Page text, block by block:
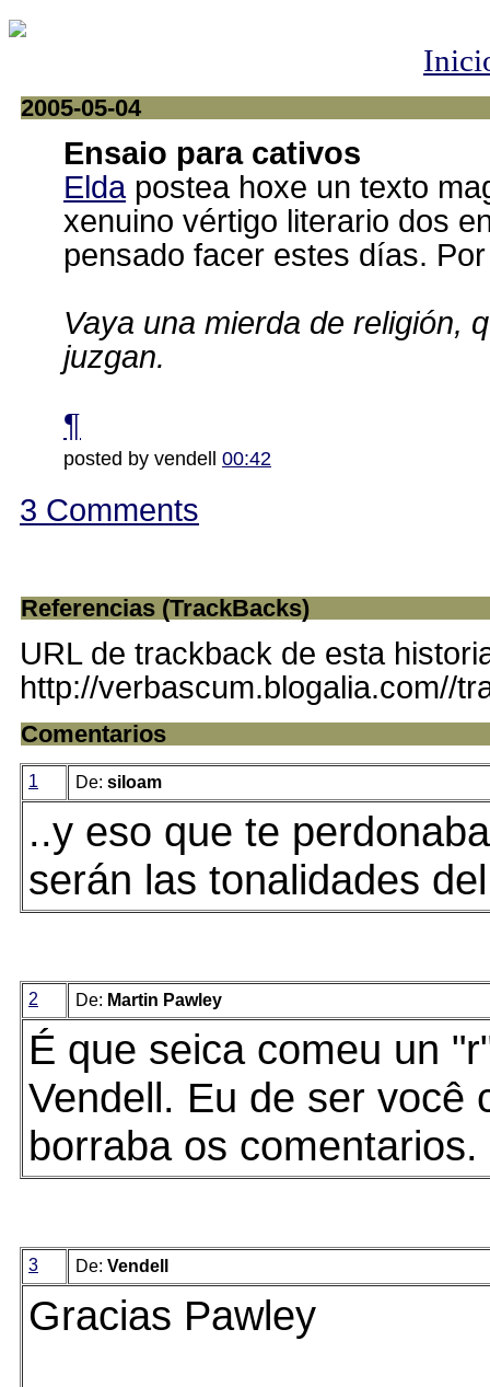
2005-05-04
Ensaio para cativos
Eldapostea hoxe un texto
xenuino vértigo literario dos
pensado facer estes días.
Vaya una mierda de religión,
juzgan.
¶
posted by vendell 00:42
3 Comments
Referencias (TrackBacks)
URL de trackback de esta
http://verbascum.blogalia.com//
Comentarios
1 De: siloam
..y eso que te
serán las tonalidades
2 De: Martin Pawley
É que seica comeu un
Vendell. Eu de ser você
borraba os comentarios.
3 De: Vendell
Gracias Pawley